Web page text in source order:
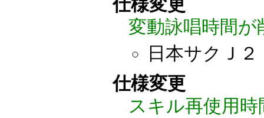
仕様変更
変動詠唱時間が
日本サクＪ２
仕様変更
スキル再使用時